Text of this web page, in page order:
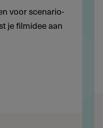
voor scenario-
je filmidee aan